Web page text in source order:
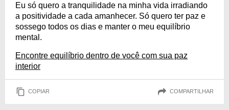
Eu só quero a tranquilidade na minha vida irradiando
a positividade a cada amanhecer. Só quero ter paz e
sossego todos os dias e manter o meu equilíbrio
mental.
Encontre equilíbrio dentro de você com sua paz
interior
COPIAR COMPARTILHAR